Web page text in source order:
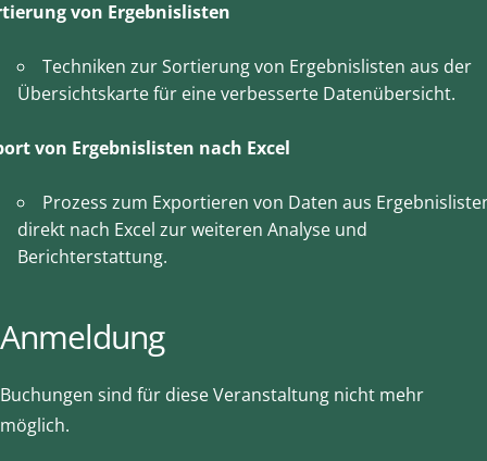
von Ergebnislisten
Techniken zur Sortierung von Ergebnislisten aus der
Übersichtskarte für eine verbesserte Datenübersicht.
von Ergebnislisten nach Excel
Prozess zum Exportieren von Daten aus
direkt nach Excel zur weiteren Analyse und
Berichterstattung.
Anmeldung
Buchungen sind für diese Veranstaltung nicht mehr
möglich.